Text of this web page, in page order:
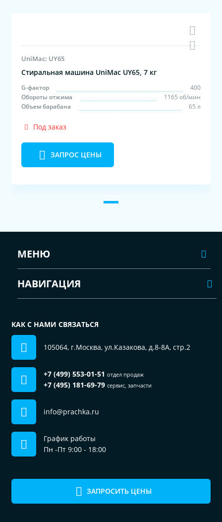
UniMac: UY65
Стиральная машина UniMac UY65, 7 кг
G-фактор
400
Обороты отжима
1165 об/мин
Объем барабана
65 л
Под заказ
ЗАПРОС ЦЕНЫ
ЗАПРОСИТЬ ЦЕНЫ
МЕНЮ
НАВИГАЦИЯ
КАК С НАМИ СВЯЗАТЬСЯ
105064, г.Москва, ул.Казакова, д.8-8А, стр.2
+7 (499) 553-01-51 отдел продаж
+7 (495) 181-69-79 сервис, запчасти
info@prachka.ru
График работы
Пн -Пт 9:00 - 18:00